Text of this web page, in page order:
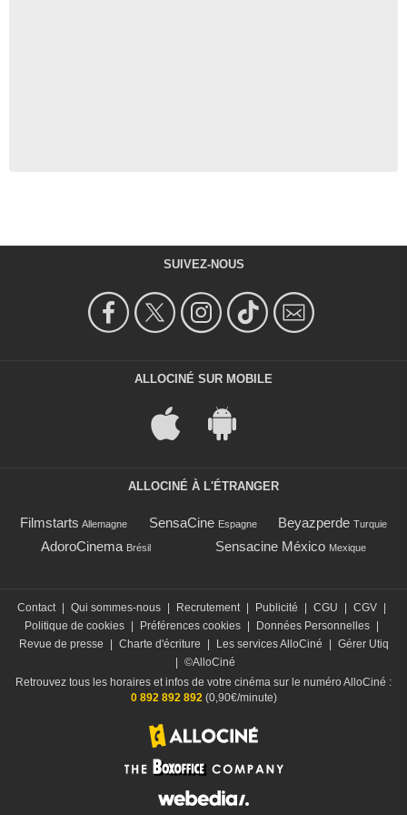
SUIVEZ-NOUS
ALLOCINÉ SUR MOBILE
ALLOCINÉ À L'ÉTRANGER
Filmstarts Allemagne SensaCine Espagne Beyazperde Turquie
AdoroCinema Brésil Sensacine México Mexique
Contact Qui sommes-nous Recrutement Publicité CGU CGV
Politique de cookies
Préférences cookies Données Personnelles
Revue de presse
Charte d'écriture Les services AlloCiné
Gérer Utiq
©AlloCiné
Retrouvez tous les horaires et infos de votre cinéma sur le numéro AlloCiné :
0 892 892 892(0,90€/minute)